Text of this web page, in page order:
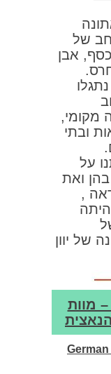
של
כסף, אבן
מקומי,
ובתי
על
ואת
,
של יוון
מוות